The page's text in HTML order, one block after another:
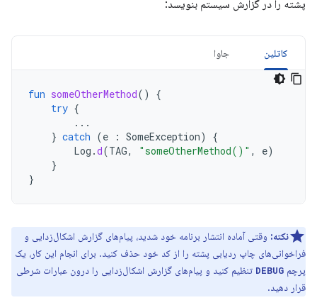
پشته را در گزارش سیستم بنویسد:
کاتلین جاوا
fun someOtherMethod()
{
try {
...
} catch (e : SomeException)
{
Log .d(TAG, "someOtherMethod()" , e)
}
}
نکته: وقتی آماده انتشار برنامه خود شدید، پیام‌های گزارش اشکال‌زدایی و
فراخوانی‌های چاپ ردیابی پشته را از کد خود حذف کنید. برای انجام این کار، یک
پرچم DEBUG تنظیم کنید و پیام‌های گزارش اشکال‌زدایی را درون عبارات شرطی
قرار دهید.